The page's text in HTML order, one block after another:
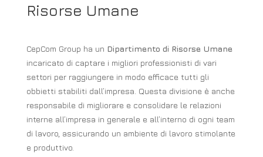
Risorse Umane
CepCom Group ha un Dipartimento di Risorse Umane
incaricato di captare i migliori professionisti di vari
settori per raggiungere in modo efficace tutti gli
obbietti stabiliti dall’impresa. Questa divisione è anche
responsabile di migliorare e consolidare le relazioni
interne all’impresa in generale e all’interno di ogni team
di lavoro, assicurando un ambiente di lavoro stimolante
e produttivo.